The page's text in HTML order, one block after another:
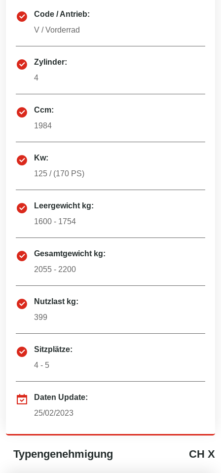
Code / Antrieb:
V /Vorderrad
Zylinder:
4
Ccm:
1984
Kw:
125 / (170 PS)
Leergewicht kg:
1600 - 1754
Gesamtgewicht kg:
2055 - 2200
Nutzlast kg:
399
Sitzplätze:
4 - 5
Daten Update:
25/02/2023
Typengenehmigung CH X